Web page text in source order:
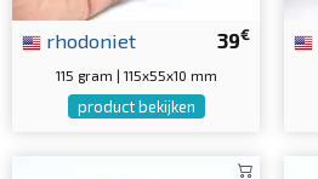
39€
rhodoniet
115 gram | 115x55x10 mm
product bekijken